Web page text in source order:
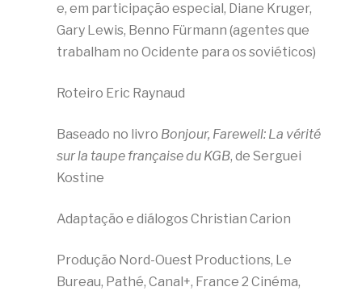
e, em participação especial, Diane Kruger,
Gary Lewis, Benno Fürmann (agentes que
trabalham no Ocidente para os soviéticos)
Roteiro Eric Raynaud
Baseado no livro Bonjour, Farewell: La vérité
sur la taupe française du KGB, de Serguei
Kostine
Adaptação e diálogos Christian Carion
Produção Nord-Ouest Productions, Le
Bureau, Pathé, Canal+, France 2 Cinéma,